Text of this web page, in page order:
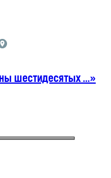
шестидесятых ...»